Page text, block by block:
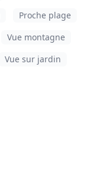
Proche plage
Vue montagne
Vue sur jardin